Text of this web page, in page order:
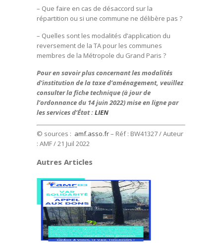
– Que faire en cas de désaccord sur la
répartition ou si une commune ne délibère pas ?
– Quelles sont les modalités d’application du
reversement de la TA pour les communes
membres de la Métropole du Grand Paris ?
Pour en savoir plus concernant les modalités
d’institution de la taxe d’aménagement, veuillez
consulter la fiche technique (à jour de
l’ordonnance du 14 juin 2022) mise en ligne par
les services d’État :LIEN
© sources : amf.asso.fr– Réf : BW41327 / Auteur
: AMF / 21 Juil 2022
Autres Articles